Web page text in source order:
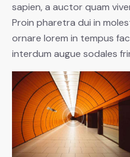
sapien, a auctor quam
Proin pharetra dui in
ornare lorem in tempus
interdum augue sodales